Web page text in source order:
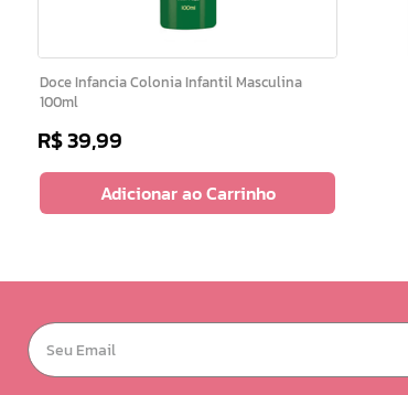
Doce Infancia Colonia Infantil Masculina
100ml
R$39,99
Adicionar ao Carrinho